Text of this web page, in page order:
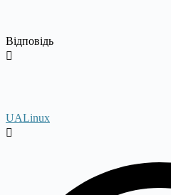
Відповідь
UALinux